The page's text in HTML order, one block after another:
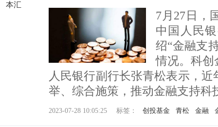
本汇
7月27日，
中国人民
绍“金融支
情况。科创
人民银行副行长张青松表示，
举、综合施策，推动金融支持科
2023-07-28 10:05:25 标签： 创投基金 青松 金融